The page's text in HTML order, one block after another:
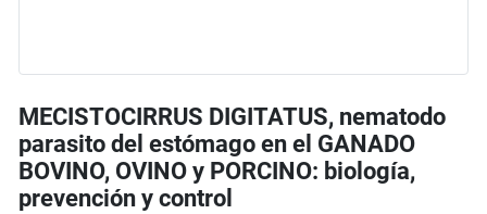
MECISTOCIRRUS DIGITATUS, nematodo
parasito del estómago en el GANADO
BOVINO, OVINO y PORCINO: biología,
prevención y control